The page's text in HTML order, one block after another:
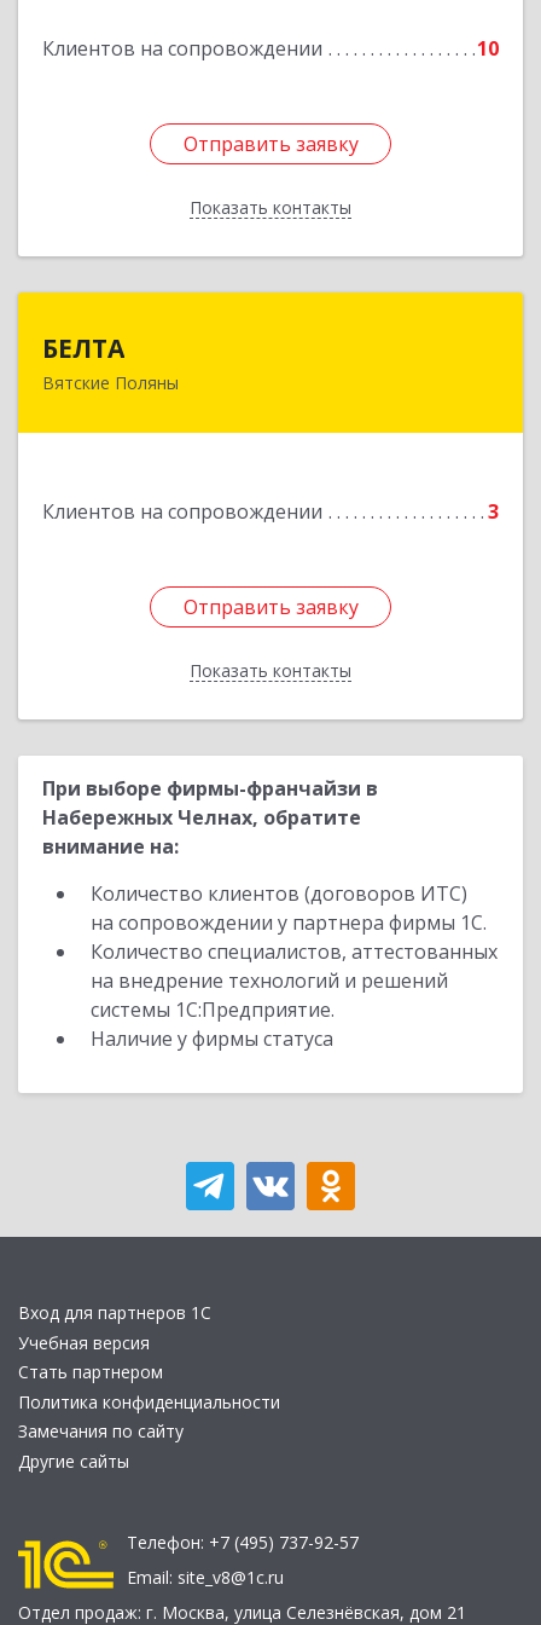
Клиентов на сопровождении 10
Отправить заявку
Показать контакты
Подробнее
Отправить заявку
Назад
БЕЛТА
Вятские Поляны
Клиентов на сопровождении 3
Отправить заявку
Показать контакты
612960, Кировская обл, Вятские Поляны г,
Отправить заявку
Назад
При выборе фирмы-франчайзи в
Набережных Челнах, обратите
внимание на:
Количество клиентов (договоров ИТС)
на сопровождении у партнера фирмы 1С.
Количество специалистов, аттестованных
на внедрение технологий и решений
системы 1С:Предприятие.
Наличие у фирмы статуса
Вход для партнеров 1С
Учебная версия
Стать партнером
Политика конфиденциальности
Замечания по сайту
Другие сайты
Телефон: +7 (495) 737-92-57
Email: site_v8@1c.ru
Отдел продаж: г. Москва, улица Селезнёвская, дом 21